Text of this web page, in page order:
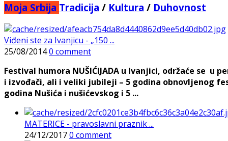
Moja Srbija Tradicija / Kultura / Duhovnost
Viđeni ste za Ivanjicu - „150 ...
25/08/20140 comment
Festival humora NUŠIĆIJADA u Ivanjici, održaće se u
i izvođači, ali i veliki jubileji – 5 godina obnovljenog
godina Nušića i nušićevskog i 5 ...
MATERICE - pravoslavni praznik ...
24/12/20170 comment